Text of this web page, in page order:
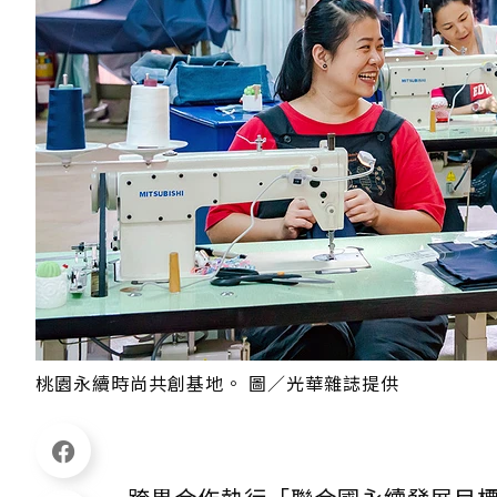
桃園永續時尚共創基地。 圖／光華雜誌提供